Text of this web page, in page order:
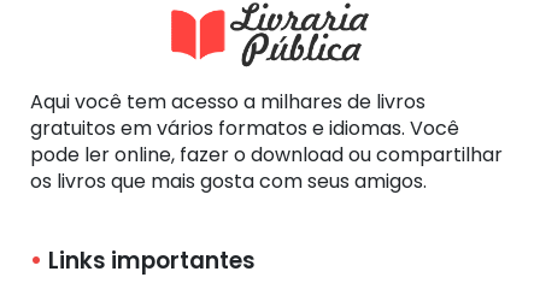
Aqui você tem acesso a milhares de livros
gratuitos em vários formatos e idiomas. Você
pode ler online, fazer o download ou compartilhar
os livros que mais gosta com seus amigos.
Links importantes